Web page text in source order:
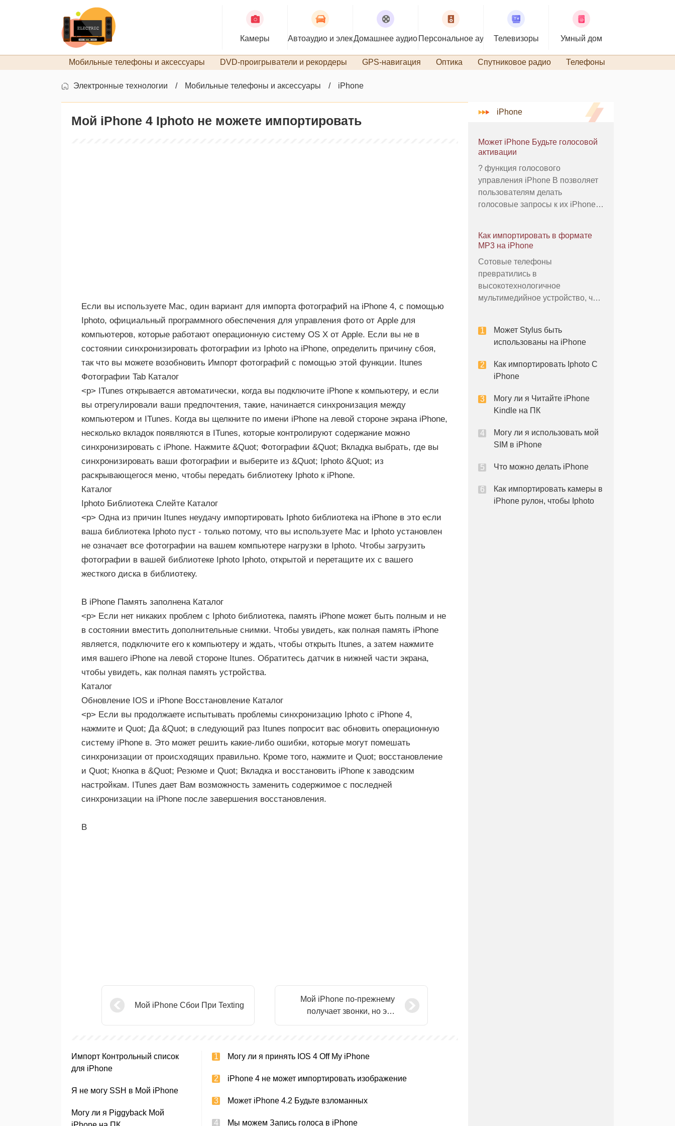
Камеры Автоаудио и электроникаДомашнее аудио Персональное аудиоТелевизоры Умный дом
Мобильные телефоны и аксессуары DVD-проигрыватели и рекордеры GPS-навигация Оптика Спутниковое радио Телефоны
Электронные технологии Мобильные телефоны и аксессуары iPhone
Мой iPhone 4 Iphoto не можете импортировать
Если вы используете Mac, один вариант для импорта фотографий на iPhone 4, с помощью
Iphoto, официальный программного обеспечения для управления фото от Apple для
компьютеров, которые работают операционную систему OS X от Apple. Если вы не в
состоянии синхронизировать фотографии из Iphoto на iPhone, определить причину сбоя,
так что вы можете возобновить Импорт фотографий с помощью этой функции. Itunes
Фотографии Tab Каталог
<р> ITunes открывается автоматически, когда вы подключите iPhone к компьютеру, и если
вы отрегулировали ваши предпочтения, такие, начинается синхронизация между
компьютером и ITunes. Когда вы щелкните по имени iPhone на левой стороне экрана iPhone,
несколько вкладок появляются в ITunes, которые контролируют содержание можно
синхронизировать с iPhone. Нажмите &Quot; Фотографии &Quot; Вкладка выбрать, где вы
синхронизировать ваши фотографии и выберите из &Quot; Iphoto &Quot; из
раскрывающегося меню, чтобы передать библиотеку Iphoto к iPhone.
Каталог
Iphoto Библиотека Слейте Каталог
<р> Одна из причин Itunes неудачу импортировать Iphoto библиотека на iPhone в это если
ваша библиотека Iphoto пуст - только потому, что вы используете Mac и Iphoto установлен
не означает все фотографии на вашем компьютере нагрузки в Iphoto. Чтобы загрузить
фотографии в вашей библиотеке Iphoto Iphoto, открытой и перетащите их с вашего
жесткого диска в библиотеку.
В iPhone Память заполнена Каталог
<р> Если нет никаких проблем с Iphoto библиотека, память iPhone может быть полным и не
в состоянии вместить дополнительные снимки. Чтобы увидеть, как полная память iPhone
является, подключите его к компьютеру и ждать, чтобы открыть Itunes, а затем нажмите
имя вашего iPhone на левой стороне Itunes. Обратитесь датчик в нижней части экрана,
чтобы увидеть, как полная память устройства.
Каталог
Обновление IOS и iPhone Восстановление Каталог
<р> Если вы продолжаете испытывать проблемы синхронизацию Iphoto с iPhone 4,
нажмите и Quot; Да &Quot; в следующий раз Itunes попросит вас обновить операционную
систему iPhone в. Это может решить какие-либо ошибки, которые могут помешать
синхронизации от происходящих правильно. Кроме того, нажмите и Quot; восстановление
и Quot; Кнопка в &Quot; Резюме и Quot; Вкладка и восстановить iPhone к заводским
настройкам. ITunes дает Вам возможность заменить содержимое с последней
синхронизации на iPhone после завершения восстановления.
В
Мой iPhone Сбои При Texting
Мой iPhone по-прежнему
получает звонки, но это
Locked Up
Импорт Контрольный список
для iPhone
Я не могу SSH в Мой iPhone
Могу ли я Piggyback Мой
Могу ли я принять IOS 4 Off My iPhone
iPhone 4 не может импортировать изображение
Может iPhone 4.2 Будьте взломанных
Мы можем Запись голоса в iPhone
iPhone
Может iPhone Будьте голосовой
активации
? функция голосового
управления iPhone В позволяет
пользователям делать
голосовые запросы к их iPhone в
Эта функция обеспечивает
использования двух основных
функций iPhone в -. Полезный
инструмент для пользователей, к
Как импортировать в формате
MP3 на iPhone
Сотовые телефоны
превратились в
высокотехнологичное
мультимедийное устройство, что
мобильный телефон есть веб-
браузер, цифровой фотоаппарат
назвать несколько особенностей.
исключением; он также
Может Stylus быть
использованы на iPhone
Как импортировать Iphoto С
iPhone
Могу ли я Читайте iPhone
Kindle на ПК
Могу ли я использовать мой
SIM в iPhone
Что можно делать iPhone
Как импортировать камеры в
iPhone рулон, чтобы Iphoto